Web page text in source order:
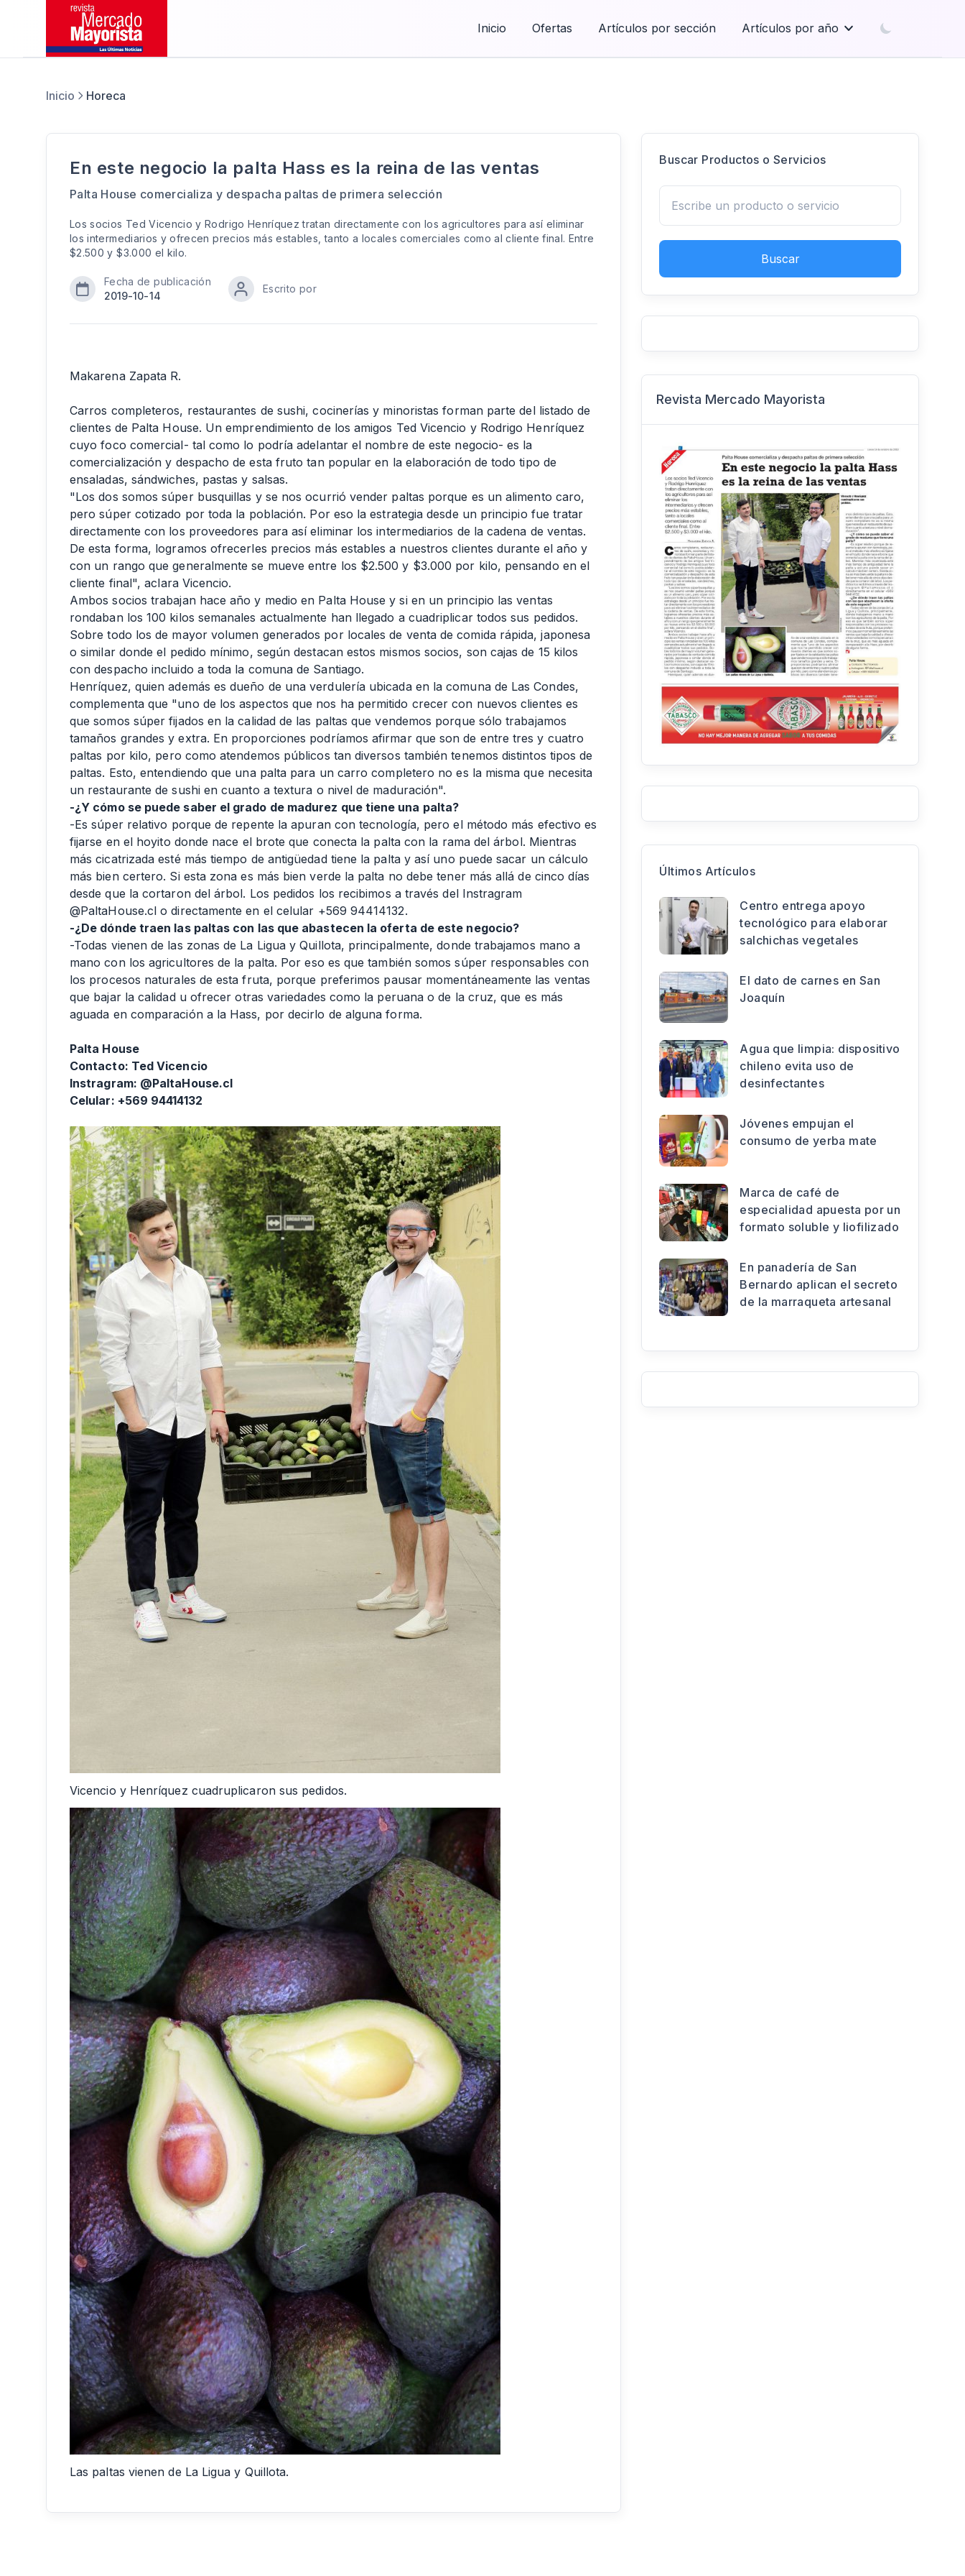
Inicio Ofertas Artículos por sección Artículos por año
Inicio Horeca
En este negocio la palta Hass es la reina de las ventas
Palta House comercializa y despacha paltas de primera selección
Los socios Ted Vicencio y Rodrigo Henríquez tratan directamente con los agricultores para así eliminar
los intermediarios y ofrecen precios más estables, tanto a locales comerciales como al cliente final. Entre
$2.500 y $3.000 el kilo.
Fecha de publicación
2019-10-14
Escrito por
Makarena Zapata R.
Carros completeros, restaurantes de sushi, cocinerías y minoristas forman parte del listado de
clientes de Palta House. Un emprendimiento de los amigos Ted Vicencio y Rodrigo Henríquez
cuyo foco comercial- tal como lo podría adelantar el nombre de este negocio- es la
comercialización y despacho de esta fruto tan popular en la elaboración de todo tipo de
ensaladas, sándwiches, pastas y salsas.
"Los dos somos súper busquillas y se nos ocurrió vender paltas porque es un alimento caro,
pero súper cotizado por toda la población. Por eso la estrategia desde un principio fue tratar
directamente con los proveedores para así eliminar los intermediarios de la cadena de ventas.
De esta forma, logramos ofrecerles precios más estables a nuestros clientes durante el año y
con un rango que generalmente se mueve entre los $2.500 y $3.000 por kilo, pensando en el
cliente final", aclara Vicencio.
Ambos socios trabajan hace año y medio en Palta House y si en un principio las ventas
rondaban los 100 kilos semanales actualmente han llegado a cuadriplicar todos sus pedidos.
Sobre todo los de mayor volumen generados por locales de venta de comida rápida, japonesa
o similar donde el pedido mínimo, según destacan estos mismos socios, son cajas de 15 kilos
con despacho incluido a toda la comuna de Santiago.
Henríquez, quien además es dueño de una verdulería ubicada en la comuna de Las Condes,
complementa que "uno de los aspectos que nos ha permitido crecer con nuevos clientes es
que somos súper fijados en la calidad de las paltas que vendemos porque sólo trabajamos
tamaños grandes y extra. En proporciones podríamos afirmar que son de entre tres y cuatro
paltas por kilo, pero como atendemos públicos tan diversos también tenemos distintos tipos de
paltas. Esto, entendiendo que una palta para un carro completero no es la misma que necesita
un restaurante de sushi en cuanto a textura o nivel de maduración".
-¿Y cómo se puede saber el grado de madurez que tiene una palta?
-Es súper relativo porque de repente la apuran con tecnología, pero el método más efectivo es
fijarse en el hoyito donde nace el brote que conecta la palta con la rama del árbol. Mientras
más cicatrizada esté más tiempo de antigüedad tiene la palta y así uno puede sacar un cálculo
más bien certero. Si esta zona es más bien verde la palta no debe tener más allá de cinco días
desde que la cortaron del árbol. Los pedidos los recibimos a través del Instragram
@PaltaHouse.cl o directamente en el celular +569 94414132.
-¿De dónde traen las paltas con las que abastecen la oferta de este negocio?
-Todas vienen de las zonas de La Ligua y Quillota, principalmente, donde trabajamos mano a
mano con los agricultores de la palta. Por eso es que también somos súper responsables con
los procesos naturales de esta fruta, porque preferimos pausar momentáneamente las ventas
que bajar la calidad u ofrecer otras variedades como la peruana o de la cruz, que es más
aguada en comparación a la Hass, por decirlo de alguna forma.
Palta House
Contacto: Ted Vicencio
Instragram: @PaltaHouse.cl
Celular: +569 94414132
Vicencio y Henríquez cuadruplicaron sus pedidos.
Las paltas vienen de La Ligua y Quillota.
Buscar Productos o Servicios
Buscar
Revista Mercado Mayorista
Últimos Artículos
Centro entrega apoyo
tecnológico para elaborar
salchichas vegetales
El dato de carnes en San
Joaquín
Agua que limpia: dispositivo
chileno evita uso de
desinfectantes
Jóvenes empujan el
consumo de yerba mate
Marca de café de
especialidad apuesta por un
formato soluble y liofilizado
En panadería de San
Bernardo aplican el secreto
de la marraqueta artesanal